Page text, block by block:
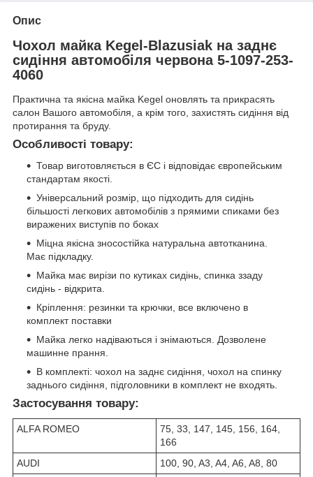
Опис
Чохол майка Kegel-Blazusiak на заднє
сидіння автомобіля червона 5-1097-253-
4060
Практична та якісна майка Kegel оновлять та прикрасять
салон Вашого автомобіля, а крім того, захистять сидіння від
протирання та бруду.
Особливості товару:
Товар виготовляється в ЄС і відповідає європейським
стандартам якості.
Універсальний розмір, що підходить для сидінь
більшості легкових автомобілів з прямими спиками без
виражених виступів по боках
Міцна якісна зносостійка натуральна автотканина.
Має підкладку.
Майка має вирізи по кутиках сидінь, спинка ззаду
сидінь - відкрита.
Кріплення: резинки та крючки, все включено в
комплект поставки
Майка легко надіваються і знімаються. Дозволене
машинне прання.
В комплекті: чохол на заднє сидіння, чохол на спинку
заднього сидіння, підголовники в комплект не входять.
Застосування товару:
ALFA ROMEO
75, 33, 147, 145, 156, 164,
166
AUDI
100, 90, A3, A4, A6, A8, 80